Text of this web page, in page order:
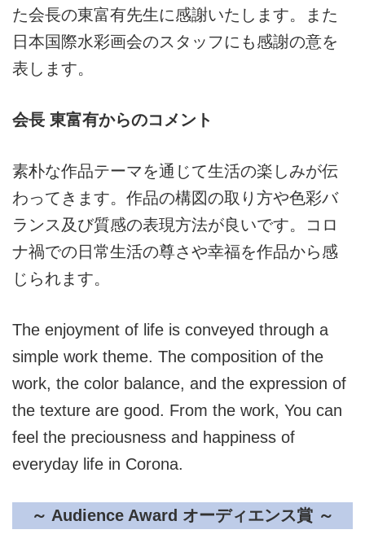
た会長の東富有先生に感謝いたします。また
日本国際水彩画会のスタッフにも感謝の意を
表します。
会長 東富有からのコメント
素朴な作品テーマを通じて生活の楽しみが伝
わってきます。作品の構図の取り方や色彩バ
ランス及び質感の表現方法が良いです。コロ
ナ禍での日常生活の尊さや幸福を作品から感
じられます。
The enjoyment of life is conveyed through a
simple work theme. The composition of the
work, the color balance, and the expression of
the texture are good. From the work, You can
feel the preciousness and happiness of
everyday life in Corona.
～ Audience Award オーディエンス賞 ～